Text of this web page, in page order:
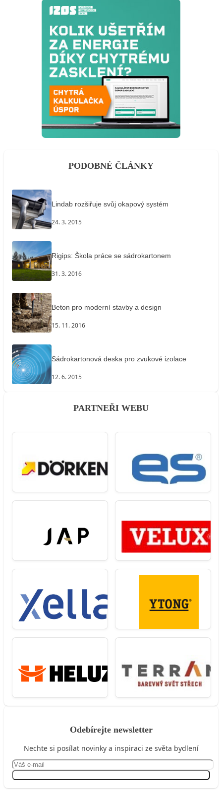
PODOBNÉ ČLÁNKY
Lindab rozšiřuje svůj okapový systém
24. 3. 2015
Rigips: Škola práce se sádrokartonem
31. 3. 2016
Beton pro moderní stavby a design
15. 11. 2016
Sádrokartonová deska pro zvukové izolace
12. 6. 2015
PARTNEŘI WEBU
Odebírejte newsletter
Nechte si posílat novinky a inspiraci ze světa bydlení